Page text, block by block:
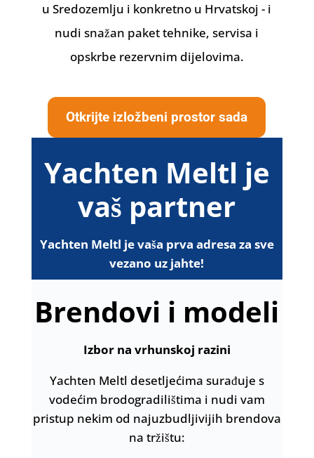
u Sredozemlju i konkretno u Hrvatskoj - i
nudi snažan paket tehnike, servisa i
opskrbe rezervnim dijelovima.
Otkrijte izložbeni prostor sada
Yachten Meltl je
vaš partner
Yachten Meltl je vaša prva adresa za sve
vezano uz jahte!
Brendovi i modeli
Izbor na vrhunskoj razini
Yachten Meltl desetljećima surađuje s
vodećim brodogradilištima i nudi vam
pristup nekim od najuzbudljivijih brendova
na tržištu: